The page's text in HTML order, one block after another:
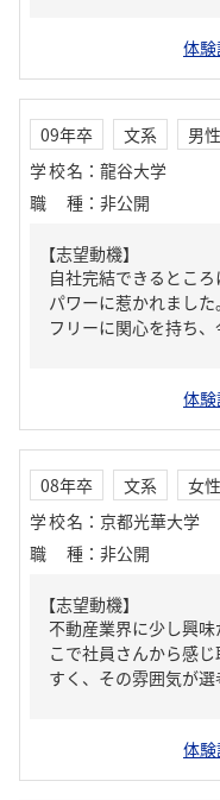
体
09年卒 文系
男性
学校名 ： 龍谷大学
職種 ： 非公開
【志望動機】
自社完結できるとこ
パワーに惹かれまし
フリーに関心を持ち
体
08年卒 文系
女性
学校名 ： 京都光華大学
職種 ： 非公開
【志望動機】
不動産業界に少し興
こで社員さんから感
すく、その雰囲気が
体